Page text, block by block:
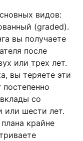
видов:
(graded).
вы получаете
после
или трех лет.
вы теряете эти
со
или шести лет.
крайне